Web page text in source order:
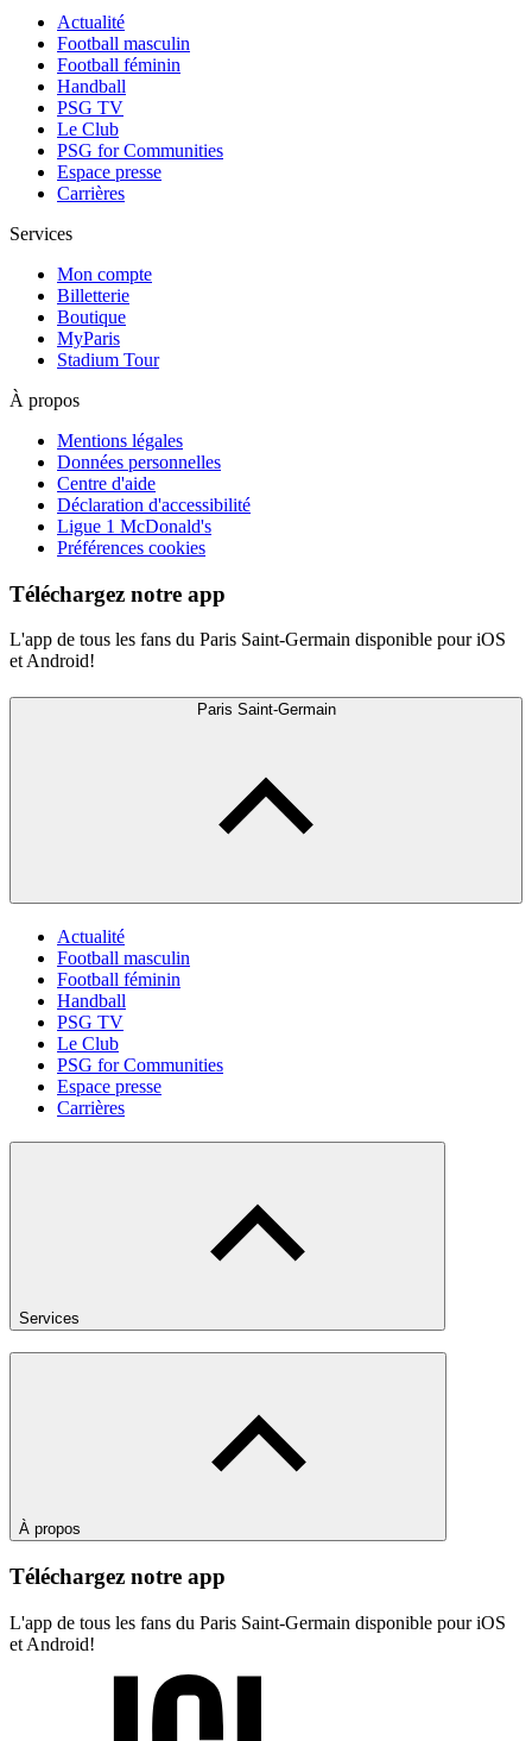
Actualité
Football masculin
Football féminin
Handball
PSG TV
Le Club
PSG for Communities
Espace presse
Carrières
Services
Mon compte
Billetterie
Boutique
MyParis
Stadium Tour
À propos
Mentions légales
Données personnelles
Centre d'aide
Déclaration d'accessibilité
Ligue 1 McDonald's
Préférences cookies
Téléchargez notre app
L'app de tous les fans du Paris Saint-Germain disponible pour iOS
et Android!
Paris Saint-Germain
Actualité
Football masculin
Football féminin
Handball
PSG TV
Le Club
PSG for Communities
Espace presse
Carrières
Services
À propos
Téléchargez notre app
L'app de tous les fans du Paris Saint-Germain disponible pour iOS
et Android!